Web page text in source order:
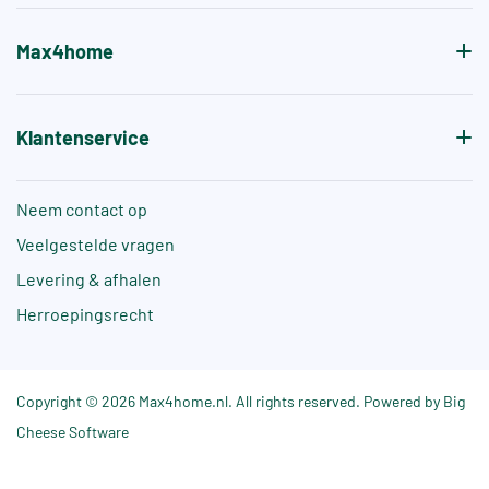
Max4home
Klantenservice
Neem contact op
Veelgestelde vragen
Levering & afhalen
Herroepingsrecht
Copyright © 2026 Max4home.nl. All rights reserved. Powered by Big
Cheese Software